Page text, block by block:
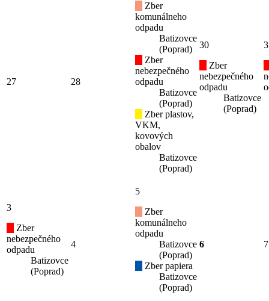
27 28
Zber
komunálneho
odpadu
Batizovce
(Poprad)
Zber
nebezpečného
odpadu
Batizovce
(Poprad)
Zber plastov,
VKM,
kovových
obalov
Batizovce
(Poprad)
30
Zber
nebezpečného
odpadu
Batizovce
(Poprad)
3
Zber
nebezpečného
odpadu
Batizovce
(Poprad)
4
5
Zber
komunálneho
odpadu
Batizovce
(Poprad)
Zber papiera
Batizovce
(Poprad)
6 7